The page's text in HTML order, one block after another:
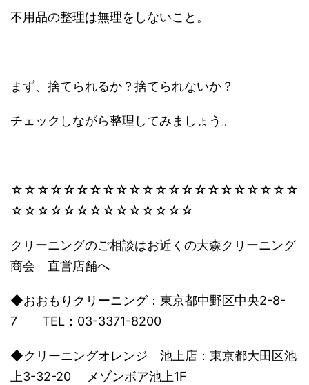
不用品の整理は無理をしないこと。
まず、捨てられるか？捨てられないか？
チェックしながら整理してみましょう。
☆☆☆☆☆☆☆☆☆☆☆☆☆☆☆☆☆☆☆☆☆☆
☆☆☆☆☆☆☆☆☆☆☆☆☆☆
クリーニングのご相談はお近くの大森クリーニング
商会 直営店舗へ
◆おおもりクリーニング：東京都中野区中央2-8-
7 TEL：03-3371-8200
◆クリーニングオレンジ 池上店：東京都大田区池
上3-32-20 メゾンボア池上1F